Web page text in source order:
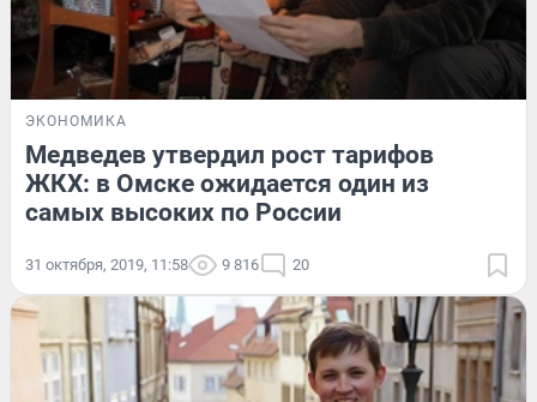
ЭКОНОМИКА
Медведев утвердил рост тарифов
ЖКХ: в Омске ожидается один из
самых высоких по России
31 октября, 2019, 11:58 9 816 20